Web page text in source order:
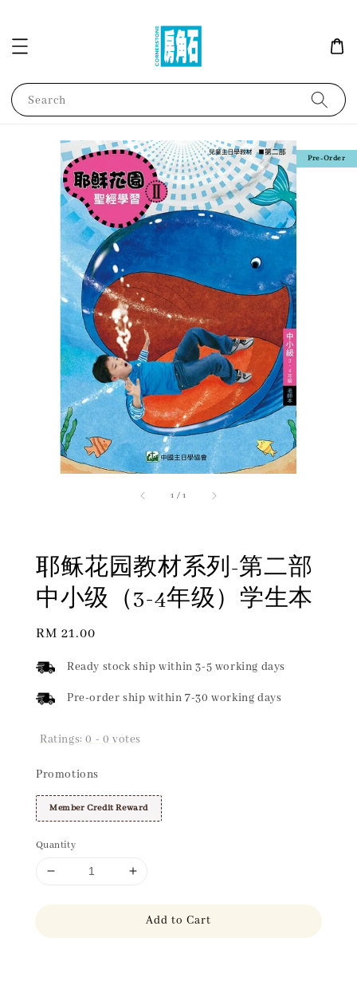
Search
1 /1
Pre-Order
耶稣花园教材系列-第二部
中小级（3-4年级）学生本
Regular
RM 21.00
Ready stock ship within 3-5 working days
Pre-order ship within 7-30 working days
Ratings:0 - 0 votes
Promotions
Member Credit Reward
Quantity
Add to Cart